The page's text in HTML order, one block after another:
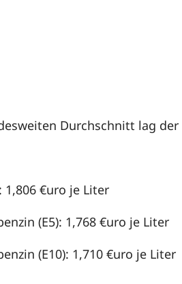
Durchschnitt lag
1,806 €uro je Liter
(E5): 1,768 €uro je Liter
(E10): 1,710 €uro je Liter